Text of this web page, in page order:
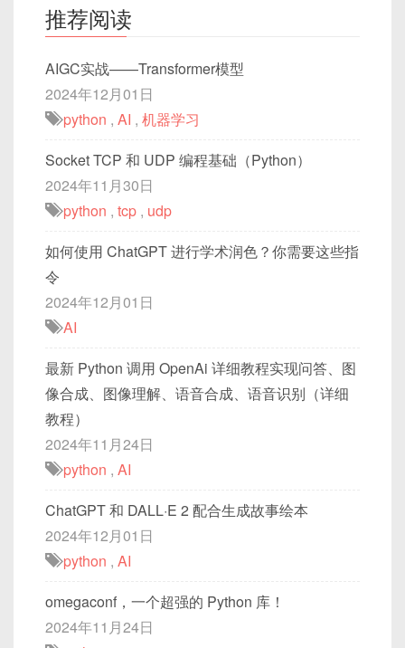
推荐阅读
AIGC实战——Transformer模型
2024年12月01日
python , AI , 机器学习
Socket TCP 和 UDP 编程基础（Python）
2024年11月30日
python , tcp , udp
如何使用 ChatGPT 进行学术润色？你需要这些指
令
2024年12月01日
AI
最新 Python 调用 OpenAi 详细教程实现问答、图
像合成、图像理解、语音合成、语音识别（详细
教程）
2024年11月24日
python , AI
ChatGPT 和 DALL·E 2 配合生成故事绘本
2024年12月01日
python , AI
omegaconf，一个超强的 Python 库！
2024年11月24日